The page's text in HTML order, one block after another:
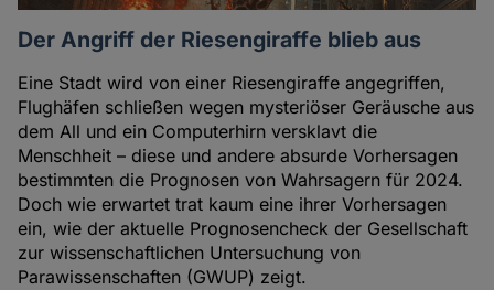
Der Angriff der Riesengiraffe blieb aus
Eine Stadt wird von einer Riesengiraffe angegriffen,
Flughäfen schließen wegen mysteriöser Geräusche aus
dem All und ein Computerhirn versklavt die
Menschheit – diese und andere absurde Vorhersagen
bestimmten die Prognosen von Wahrsagern für 2024.
Doch wie erwartet trat kaum eine ihrer Vorhersagen
ein, wie der aktuelle Prognosencheck der Gesellschaft
zur wissenschaftlichen Untersuchung von
Parawissenschaften (GWUP) zeigt.